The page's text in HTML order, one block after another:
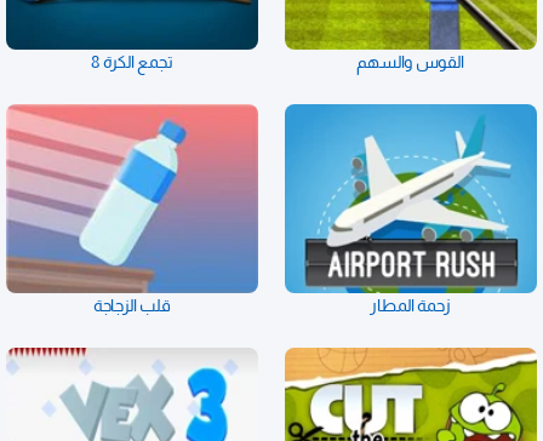
القوس والسهم تجمع الكرة 8
زحمة المطار قلب الزجاجة